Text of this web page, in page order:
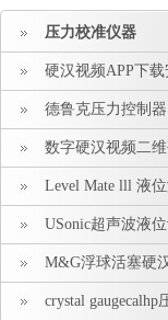
压力校准仪器
硬汉视频APP下
示仪 压力标准源
德鲁克压力控制器
数字硬汉视频二
Level Mate lll 液
USonic超声波液
M&G浮球活塞硬
载安装crystal gaugecalhp